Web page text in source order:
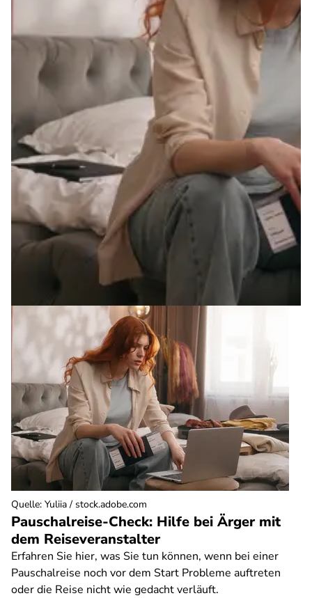
Pauschalreise-Check: Hilfe bei Ärger mit
dem Reiseveranstalter
Erfahren Sie hier, was Sie tun können, wenn bei einer
Pauschalreise noch vor dem Start Probleme auftreten
oder die Reise nicht wie gedacht verläuft.
Quelle: Yuliia / stock.adobe.com